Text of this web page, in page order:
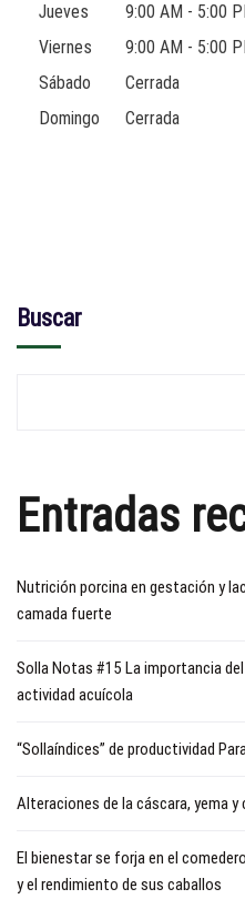
Jueves
9:00 AM - 5:00
Viernes
9:00 AM - 5:00
Sábado
Cerrada
Domingo
Cerrada
Buscar
Entradas
Nutrición porcina en gestación y
camada fuerte
Solla Notas #15 La importancia
actividad acuícola
“Sollaíndices” de productividad
Alteraciones de la cáscara, yema y
El bienestar se forja en el
y el rendimiento de sus caballos